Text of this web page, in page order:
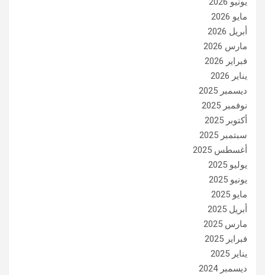
مايو 2026
أبريل 2026
مارس 2026
فبراير 2026
يناير 2026
ديسمبر 2025
نوفمبر 2025
أكتوبر 2025
سبتمبر 2025
أغسطس 2025
يوليو 2025
يونيو 2025
مايو 2025
أبريل 2025
مارس 2025
فبراير 2025
يناير 2025
ديسمبر 2024